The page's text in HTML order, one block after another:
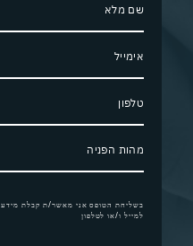
בשליחת הטופס אני מאשר/ת קבלת מידע
למייל ו/או לטלפון